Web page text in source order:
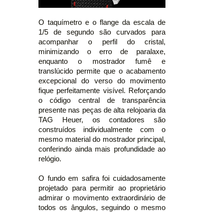
O taquímetro e o flange da escala de
1/5 de segundo são curvados para
acompanhar o perfil do cristal,
minimizando o erro de paralaxe,
enquanto o mostrador fumê e
translúcido permite que o acabamento
excepcional do verso do movimento
fique perfeitamente visível. Reforçando
o código central de transparência
presente nas peças de alta relojoaria da
TAG Heuer, os contadores são
construídos individualmente com o
mesmo material do mostrador principal,
conferindo ainda mais profundidade ao
relógio.
O fundo em safira foi cuidadosamente
projetado para permitir ao proprietário
admirar o movimento extraordinário de
todos os ângulos, seguindo o mesmo